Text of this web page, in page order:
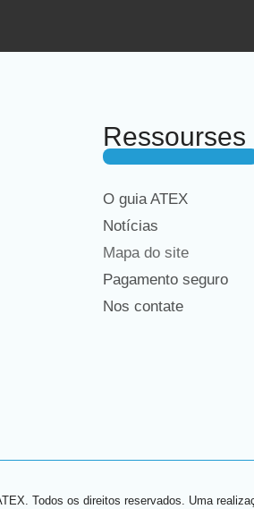
Ressourses
O guia ATEX
Notícias
Mapa do site
Pagamento seguro
Nos contate
Todos os direitos reservados. Uma